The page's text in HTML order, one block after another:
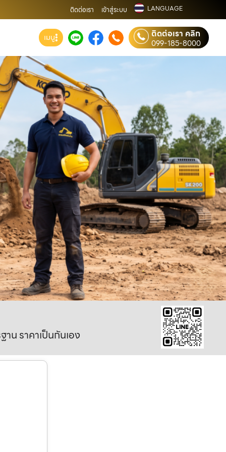
ติดต่อเรา เข้าสู่ระบบ LANGUAGE
เมนู ติดต่อเรา คลิก
099-185-8000
น ราคาเป็นกันเอง